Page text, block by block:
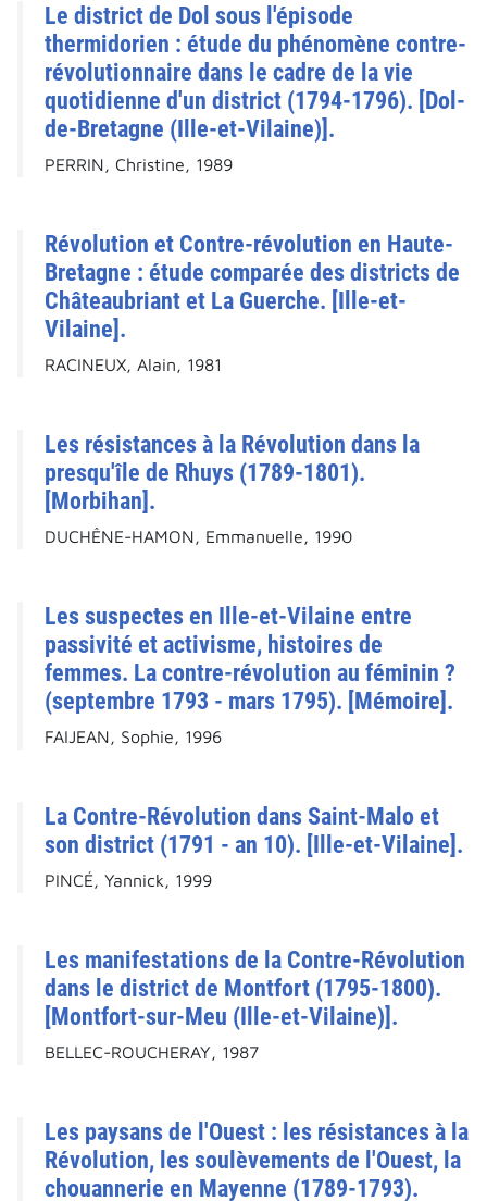
Le district de Dol sous l'épisode
thermidorien : étude du phénomène contre-
révolutionnaire dans le cadre de la vie
quotidienne d'un district (1794-1796). [Dol-
de-Bretagne (Ille-et-Vilaine)].
PERRIN, Christine, 1989
Révolution et Contre-révolution en Haute-
Bretagne : étude comparée des districts de
Châteaubriant et La Guerche. [Ille-et-
Vilaine].
RACINEUX, Alain, 1981
Les résistances à la Révolution dans la
presqu'île de Rhuys (1789-1801).
[Morbihan].
DUCHÊNE-HAMON, Emmanuelle, 1990
Les suspectes en Ille-et-Vilaine entre
passivité et activisme, histoires de
femmes. La contre-révolution au féminin ?
(septembre 1793 - mars 1795). [Mémoire].
FAIJEAN, Sophie, 1996
La Contre-Révolution dans Saint-Malo et
son district (1791 - an 10). [Ille-et-Vilaine].
PINCÉ, Yannick, 1999
Les manifestations de la Contre-Révolution
dans le district de Montfort (1795-1800).
[Montfort-sur-Meu (Ille-et-Vilaine)].
BELLEC-ROUCHERAY, 1987
Les paysans de l'Ouest : les résistances à la
Révolution, les soulèvements de l'Ouest, la
chouannerie en Mayenne (1789-1793).